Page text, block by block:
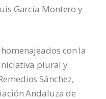
García Montero y
con la
plural y
Sánchez,
Andaluza de